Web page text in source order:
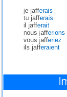
je jafferais
tu jafferais
il jafferait
nous jafferions
vous jafferiez
ils jafferaient